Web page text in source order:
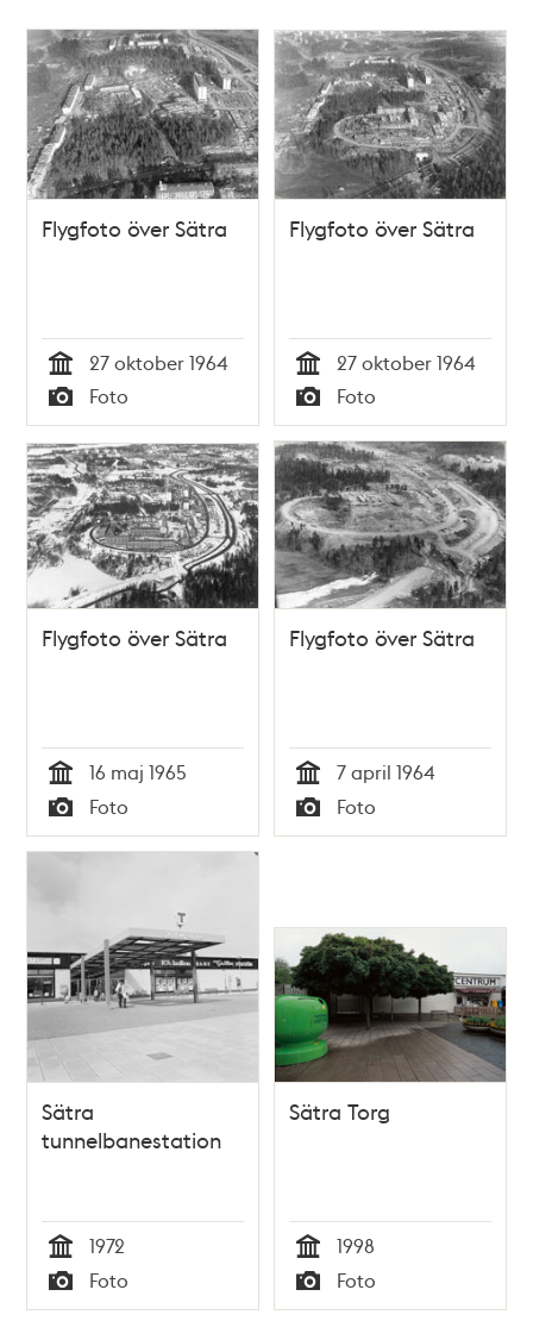
Lista
Karta
träffar
Flygfoto över Sätra
Tid
27 oktober 1964
Typ
Foto
Flygfoto över Sätra
Tid
27 oktober 1964
Typ
Foto
Flygfoto över Sätra
Tid
16 maj 1965
Typ
Foto
Flygfoto över Sätra
Tid
7 april 1964
Typ
Foto
Sätra
tunnelbanestation
Tid
1972
Typ
Foto
Sätra Torg
Tid
1998
Typ
Foto